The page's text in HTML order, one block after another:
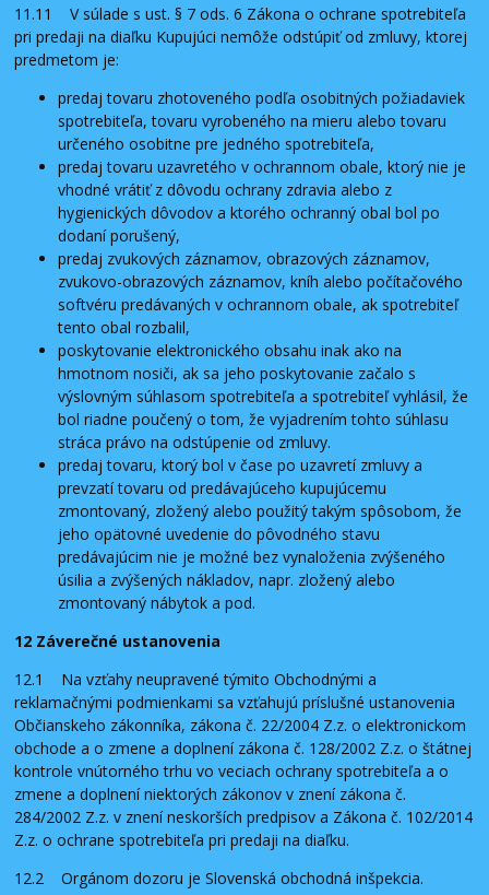
11.11 V súlade s ust. § 7 ods. 6 Zákona o ochrane spotrebiteľa
pri predaji na diaľku Kupujúci nemôže odstúpiť od zmluvy, ktorej
predmetom je:
predaj tovaru zhotoveného podľa osobitných požiadaviek
spotrebiteľa, tovaru vyrobeného na mieru alebo tovaru
určeného osobitne pre jedného spotrebiteľa,
predaj tovaru uzavretého v ochrannom obale, ktorý nie je
vhodné vrátiť z dôvodu ochrany zdravia alebo z
hygienických dôvodov a ktorého ochranný obal bol po
dodaní porušený,
predaj zvukových záznamov, obrazových záznamov,
zvukovo-obrazových záznamov, kníh alebo počítačového
softvéru predávaných v ochrannom obale, ak spotrebiteľ
tento obal rozbalil,
poskytovanie elektronického obsahu inak ako na
hmotnom nosiči, ak sa jeho poskytovanie začalo s
výslovným súhlasom spotrebiteľa a spotrebiteľ vyhlásil, že
bol riadne poučený o tom, že vyjadrením tohto súhlasu
stráca právo na odstúpenie od zmluvy.
predaj tovaru, ktorý bol v čase po uzavretí zmluvy a
prevzatí tovaru od predávajúceho kupujúcemu
zmontovaný, zložený alebo použitý takým spôsobom, že
jeho opätovné uvedenie do pôvodného stavu
predávajúcim nie je možné bez vynaloženia zvýšeného
úsilia a zvýšených nákladov, napr. zložený alebo
zmontovaný nábytok a pod.
12 Záverečné ustanovenia
12.1 Na vzťahy neupravené týmito Obchodnými a
reklamačnými podmienkami sa vzťahujú príslušné ustanovenia
Občianskeho zákonníka, zákona č. 22/2004 Z.z. o elektronickom
obchode a o zmene a doplnení zákona č. 128/2002 Z.z. o štátnej
kontrole vnútorného trhu vo veciach ochrany spotrebiteľa a o
zmene a doplnení niektorých zákonov v znení zákona č.
284/2002 Z.z. v znení neskorších predpisov a Zákona č. 102/2014
Z.z. o ochrane spotrebiteľa pri predaji na diaľku.
12.2 Orgánom dozoru je Slovenská obchodná inšpekcia.